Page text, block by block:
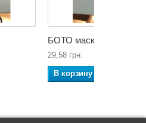
БОТО маска...
29,58 грн.
В корзину